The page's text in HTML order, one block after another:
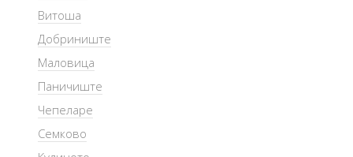
Витоша
Добриниште
Маловица
Паничиште
Чепеларе
Семково